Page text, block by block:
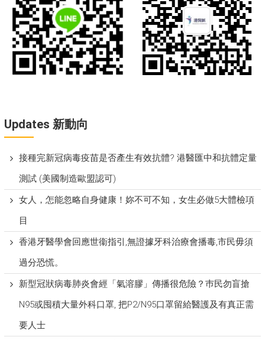
Updates 新動向
接種完新冠病毒疫苗是否產生有效抗體? 港醫匯中和抗體定量
測試 (美國制造歐盟認可)
女人，怎能忽略自身健康！妳不可不知，女生必做5大體檢項
目
香港牙醫學會回應世衞指引,無證據牙科治療會播毒,市民毋須
過分恐慌。
新型冠狀病毒肺炎會經「氣溶膠」傳播很危險？巿民勿盲搶
N95或囤積大量外科口罩, 把P​2/N95口罩留給醫護及有真正需
要人士